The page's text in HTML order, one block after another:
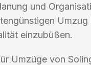
und
Umzug
einzubüßen.
Umzüge von